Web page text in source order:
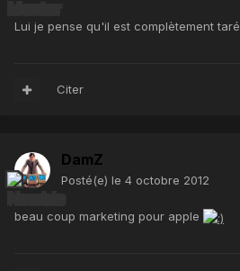
Lui je pense qu'il est complètement taré
Citer
DamZ
Posté(e) le 4 octobre 2012
beau coup marketing pour apple